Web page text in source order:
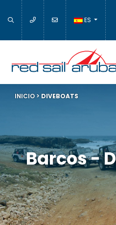
ES
INICIO > DIVEBOATS
Barcos -